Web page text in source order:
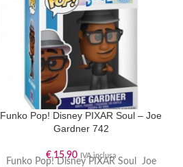
Funko Pop! Disney PIXAR Soul – Joe
Gardner 742
€15,90 IVA inclusa
Funko Pop! Disney PIXAR Soul Joe